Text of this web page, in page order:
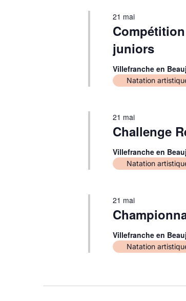
juniors
21 mai
Villefranche en
Natation
Challenge
21 mai
Villefranche en
Natation
21 mai
Villefranche en
Natation